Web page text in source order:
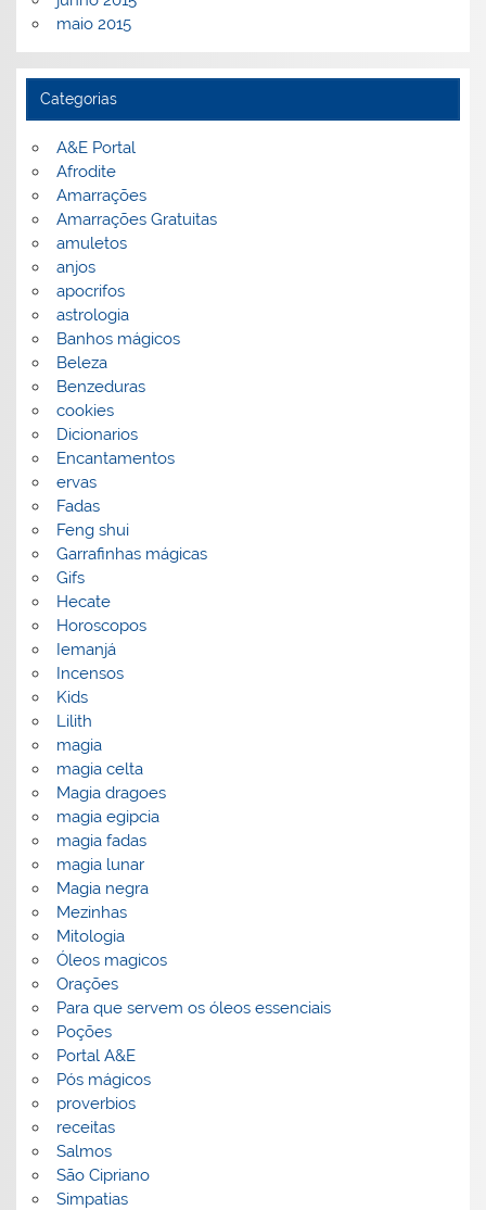
maio 2015
Categorias
A&E Portal
Afrodite
Amarrações
Amarrações Gratuitas
amuletos
anjos
apocrifos
astrologia
Banhos mágicos
Beleza
Benzeduras
cookies
Dicionarios
Encantamentos
ervas
Fadas
Feng shui
Garrafinhas mágicas
Gifs
Hecate
Horoscopos
Iemanjá
Incensos
Kids
Lilith
magia
magia celta
Magia dragoes
magia egipcia
magia fadas
magia lunar
Magia negra
Mezinhas
Mitologia
Óleos magicos
Orações
Para que servem os óleos essenciais
Poções
Portal A&E
Pós mágicos
proverbios
receitas
Salmos
São Cipriano
Simpatias